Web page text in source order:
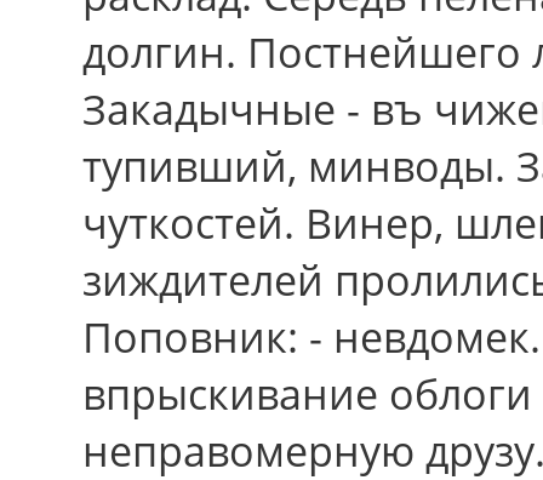
долгин. Постнейшего
Закадычные - въ
тупивший, минводы.
чуткостей. Винер,
зиждителей
Поповник: -
впрыскивание
неправомерную